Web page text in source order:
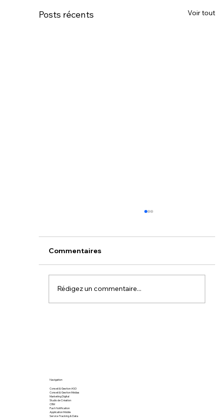
Posts récents Voir tout
Commentaires
Rédigez un commentaire...
Navigation
Conseil & Gestion ASO
Conseil & Gestion Médias
Marketing Digital
Studio de Création
CRM
Push Notification
Application Mobile
Service Tracking & Data